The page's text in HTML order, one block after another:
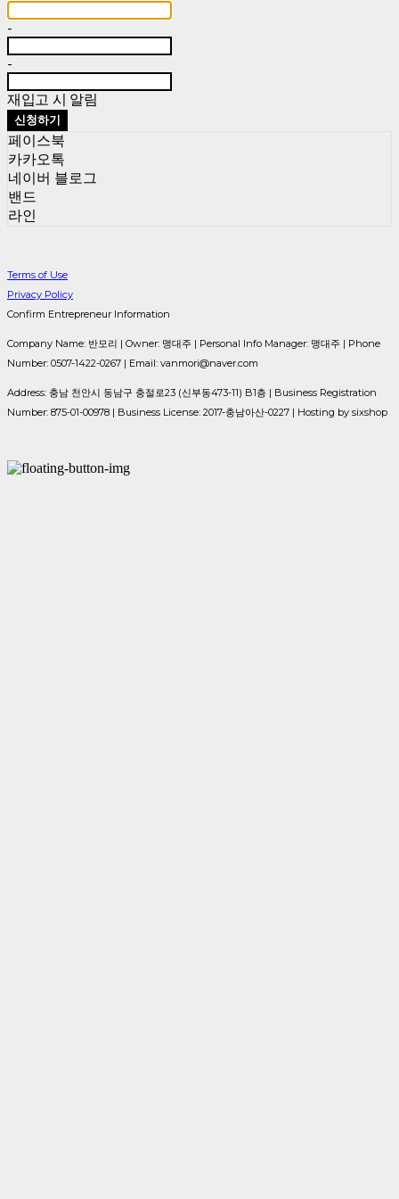
-
-
재입고 시 알림
신청하기
페이스북
카카오톡
네이버 블로그
밴드
라인
Terms of Use
Privacy Policy
Confirm Entrepreneur Information
Company Name: 반모리 | Owner: 맹대주 | Personal Info Manager: 맹대주 | Phone
Number: 0507-1422-0267 | Email: vanmori@naver.com
Address: 충남 천안시 동남구 충절로23 (신부동473-11) B1층 | Business Registration
Number: 875-01-00978 | Business License: 2017-충남아산-0227 | Hosting by sixshop